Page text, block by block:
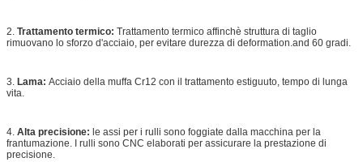
2. Trattamento termico: Trattamento termico affinchè struttura di taglio
rimuovano lo sforzo d'acciaio, per evitare durezza di deformation.and 60 gradi.
3. Lama: Acciaio della muffa Cr12 con il trattamento estiguuto, tempo di lunga
vita.
4. Alta precisione: le assi per i rulli sono foggiate dalla macchina per la
frantumazione. I rulli sono CNC elaborati per assicurare la prestazione di
precisione.